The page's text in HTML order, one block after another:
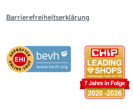
Barrierefreiheitserklärung